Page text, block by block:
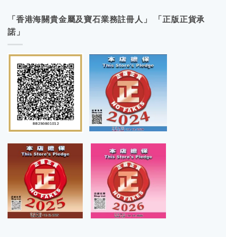
「香港海關貴金屬及寶石業務註冊人」 「正版正貨承
諾」